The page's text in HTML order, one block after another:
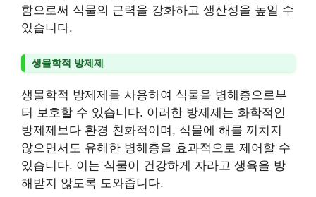
함으로써 식물의 근력을 강화하고 생산성을 높일 수
있습니다.
생물학적 방제제
생물학적 방제제를 사용하여 식물을 병해충으로부
터 보호할 수 있습니다. 이러한 방제제는 화학적인
방제제보다 환경 친화적이며, 식물에 해를 끼치지
않으면서도 유해한 병해충을 효과적으로 제어할 수
있습니다. 이는 식물이 건강하게 자라고 생육을 방
해받지 않도록 도와줍니다.